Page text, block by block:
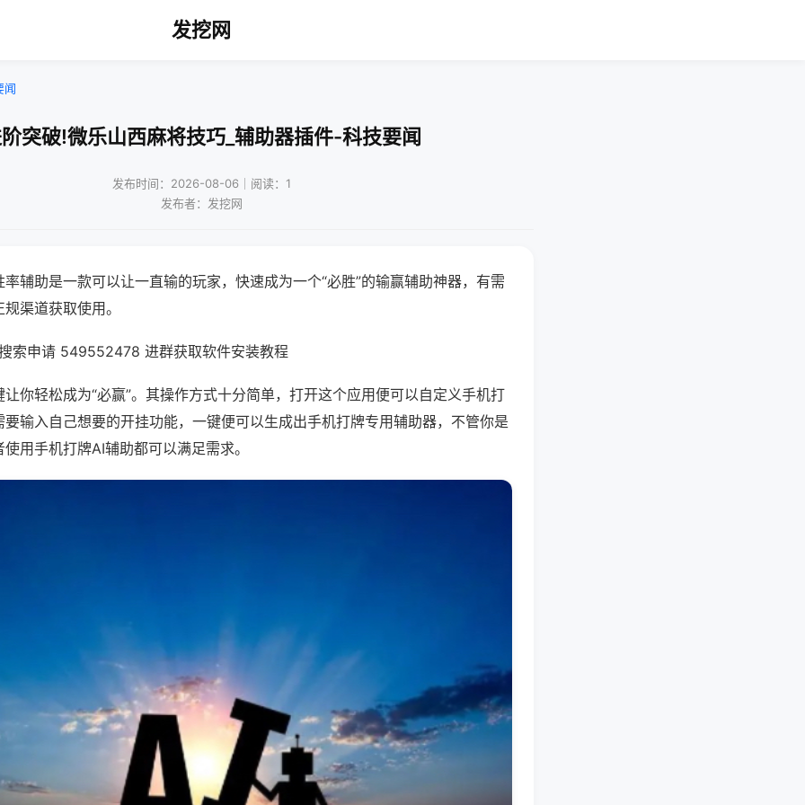
发挖网
闻
突破!微乐山西麻将技巧_辅助器插件-科技要闻
发布时间：2026-08-06｜阅读：1
发布者：发挖网
辅助是一款可以让一直输的玩家，快速成为一个“必胜”的输赢辅助神器，有需
渠道获取使用。
索申请 549552478 进群获取软件安装教程
你轻松成为“必赢”。其操作方式十分简单，打开这个应用便可以自定义手机打
输入自己想要的开挂功能，一键便可以生成出手机打牌专用辅助器，不管你是
用手机打牌AI辅助都可以满足需求。